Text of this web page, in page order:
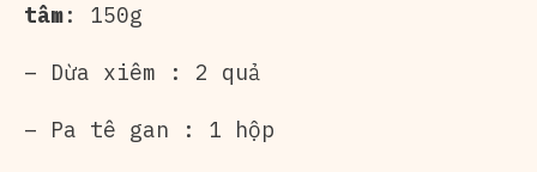
tâm: 150g
– Dừa xiêm : 2 quả
– Pa tê gan : 1 hộp